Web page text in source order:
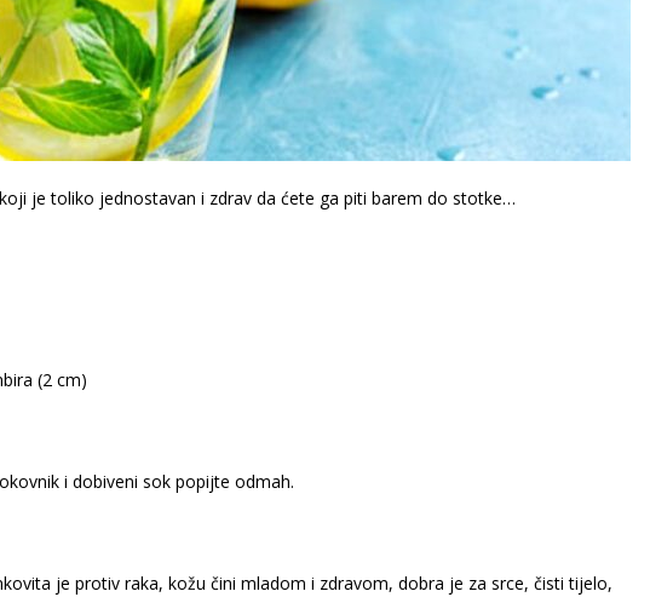
je toliko jednostavan i zdrav da ćete ga piti barem do stotke…
(2 cm)
i dobiveni sok popijte odmah.
je protiv raka, kožu čini mladom i zdravom, dobra je za srce, čisti tijelo,